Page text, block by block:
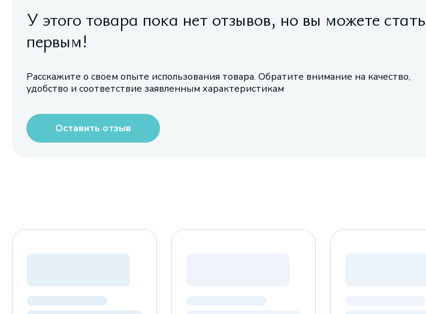
У этого товара пока нет отзывов, но вы можете стать
первым!
Расскажите о своем опыте использования товара. Обратите внимание на качество,
удобство и соответствие заявленным характеристикам
Оставить отзыв